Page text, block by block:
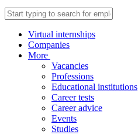
Virtual internships
Companies
More
Vacancies
Professions
Educational institutions
Career tests
Career advice
Events
Studies